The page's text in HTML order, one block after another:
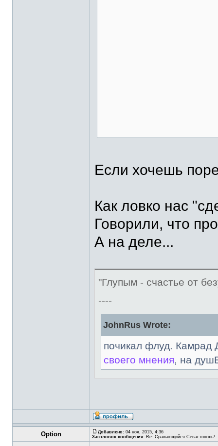
Если хочешь
Как ловко нас
Говорили, что
А на деле...
"Глупым - счастье от
----
JohnRus Wrote:
почикал флуд. Камрад
своего мнения, на
Option Добавлено: 04 ноя, 2015, 4:36
Заголовок сообщения: Re: Сражающийся Севастополь!